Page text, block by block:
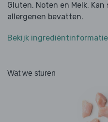
Gluten, Noten en Melk.
allergenen bevatten.
Bekijk ingrediëntinformatie
Wat we sturen